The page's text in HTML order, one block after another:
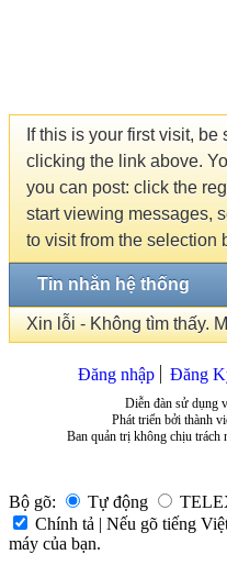
If this is your first visit,
clicking the link above.
you can post: click the
start viewing messages,
to visit from the selection
Tin nhắn hệ thống
Xin lỗi - Không tìm thấy.
Đăng nhập Đăng
Diễn đàn sử dụng
Phát triển bởi thành
Ban quản trị không chịu trách
Bộ gõ: Tự động
Chính tả | Nếu gõ tiếng
máy của bạn.